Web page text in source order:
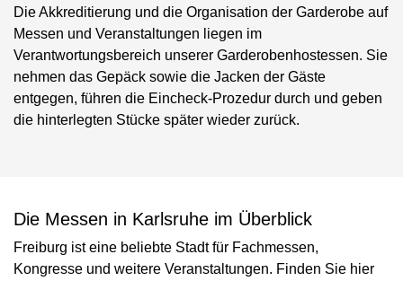
Die Akkreditierung und die Organisation der Garderobe auf
Messen und Veranstaltungen liegen im
Verantwortungsbereich unserer Garderobenhostessen. Sie
nehmen das Gepäck sowie die Jacken der Gäste
entgegen, führen die Eincheck-Prozedur durch und geben
die hinterlegten Stücke später wieder zurück.
Die Messen in Karlsruhe im Überblick
Freiburg ist eine beliebte Stadt für Fachmessen,
Kongresse und weitere Veranstaltungen. Finden Sie hier